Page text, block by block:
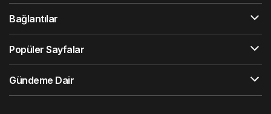
Bağlantılar
Popüler Sayfalar
Gündeme Dair